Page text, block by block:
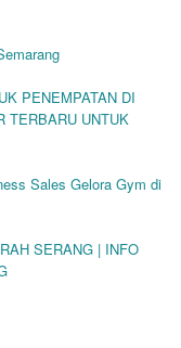
PENEMPATAN DI
TERBARU UNTUK
Sales Gelora Gym di
SERANG | INFO